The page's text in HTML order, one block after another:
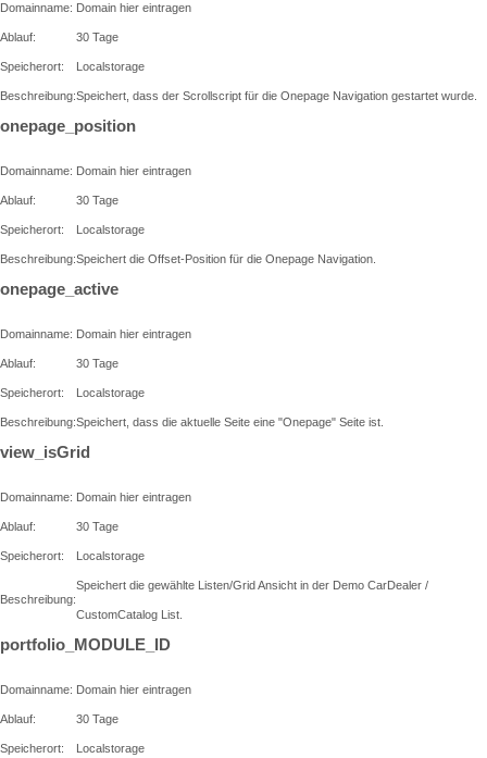
Domainname: Domain hier eintragen
Ablauf: 30 Tage
Speicherort: Localstorage
Beschreibung:Speichert, dass der Scrollscript für die Onepage Navigation gestartet wurde.
onepage_position
Domainname: Domain hier eintragen
Ablauf: 30 Tage
Speicherort: Localstorage
Beschreibung:Speichert die Offset-Position für die Onepage Navigation.
onepage_active
Domainname: Domain hier eintragen
Ablauf: 30 Tage
Speicherort: Localstorage
Beschreibung:Speichert, dass die aktuelle Seite eine "Onepage" Seite ist.
view_isGrid
Domainname: Domain hier eintragen
Ablauf: 30 Tage
Speicherort: Localstorage
Beschreibung:
Speichert die gewählte Listen/Grid Ansicht in der Demo CarDealer /
CustomCatalog List.
portfolio_MODULE_ID
Domainname: Domain hier eintragen
Ablauf: 30 Tage
Speicherort: Localstorage